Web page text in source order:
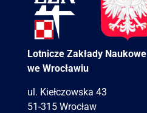
Lotnicze Zakłady Naukowe
we Wrocławiu
ul. Kiełczowska 43
51-315 Wrocław